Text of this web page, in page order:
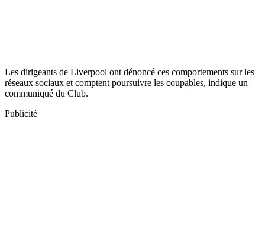
Les dirigeants de Liverpool ont dénoncé ces comportements sur les
réseaux sociaux et comptent poursuivre les coupables, indique un
communiqué du Club.
Publicité